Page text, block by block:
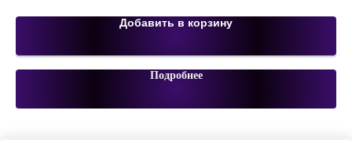
Добавить в корзину
Подробнее